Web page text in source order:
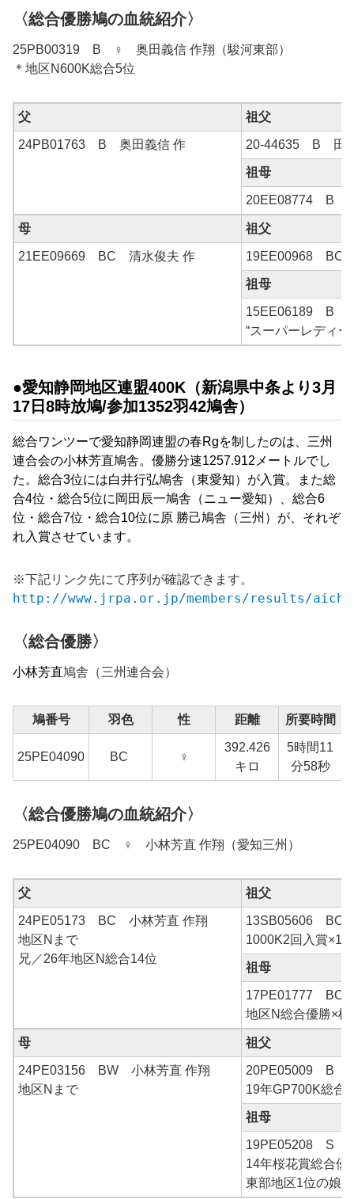
〈総合優勝鳩の血統紹介〉
25PB00319 B ♀ 奥田義信 作翔（駿河東部）
＊地区N600K総合5位
父 祖父
24PB01763 B 奥田義信 作 20-44635 B 田
祖母
20EE08774 B
母 祖父
21EE09669 BC 清水俊夫 作 19EE00968 BC
祖母
15EE06189 B
“スーパーレディー
●愛知静岡地区連盟400K（新潟県中条より3月
17日8時放鳩/参加1352羽42鳩舎）
総合ワンツーで愛知静岡連盟の春Rgを制したのは
三州
連合会の小林芳直鳩舎。優勝分速1257.912 メートルでし
た。総合3位には白井行弘鳩舎（東愛知）が入賞。また総
合4位・総合5位に 岡田辰一鳩舎（ニュー愛知）、総合6
位・総合7位・総合10位に 原 勝己鳩舎（三州）が 、それぞ
れ入賞させています。
※下記リンク先にて序列が確認できます。
http://www.jrpa.or.jp/members/results/
〈総合優勝〉
小林芳直鳩舎（三州連合会）
鳩番号 羽色 性 距離 所要時間
25PE04090 BC ♀
392.426
キロ
5時間11
分58秒
〈総合優勝鳩の血統紹介〉
25PE04090 BC ♀ 小林芳直 作翔（愛知三州）
父 祖父
24PE05173 BC 小林芳直 作翔
地区Nまで
兄／26年地区N総合14位
13SB05606 BC
1000K2回入賞
祖母
17PE01777 BC
地区N総合優勝×
母 祖父
24PE03156 BW 小林芳直 作翔
地区Nまで
20PE05009 B
19年GP700K総合
祖母
19PE05208 S
14年桜花賞総合優
東部地区1位の娘